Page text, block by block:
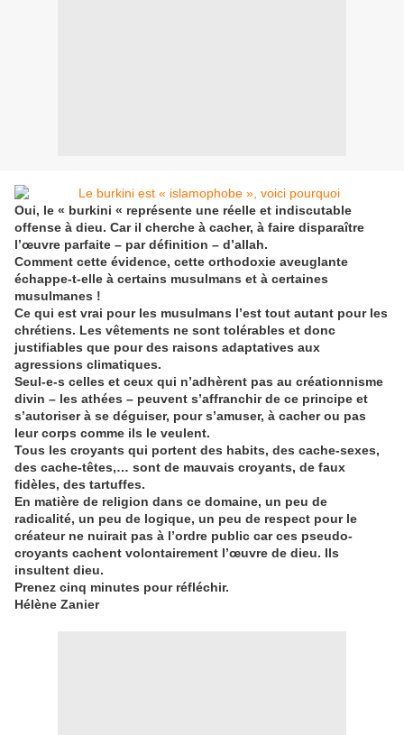
Oui, le « burkini « représente une réelle et indiscutable
offense à dieu. Car il cherche à cacher, à faire disparaître
l’œuvre parfaite – par définition – d’allah.
Comment cette évidence, cette orthodoxie aveuglante
échappe-t-elle à certains musulmans et à certaines
musulmanes !
Ce qui est vrai pour les musulmans l’est tout autant pour les
chrétiens. Les vêtements ne sont tolérables et donc
justifiables que pour des raisons adaptatives aux
agressions climatiques.
Seul-e-s celles et ceux qui n’adhèrent pas au créationnisme
divin – les athées – peuvent s’affranchir de ce principe et
s’autoriser à se déguiser, pour s’amuser, à cacher ou pas
leur corps comme ils le veulent.
Tous les croyants qui portent des habits, des cache-sexes,
des cache-têtes,… sont de mauvais croyants, de faux
fidèles, des tartuffes.
En matière de religion dans ce domaine, un peu de
radicalité, un peu de logique, un peu de respect pour le
créateur ne nuirait pas à l’ordre public car ces pseudo-
croyants cachent volontairement l’œuvre de dieu. Ils
insultent dieu.
Prenez cinq minutes pour réfléchir.
Hélène Zanier